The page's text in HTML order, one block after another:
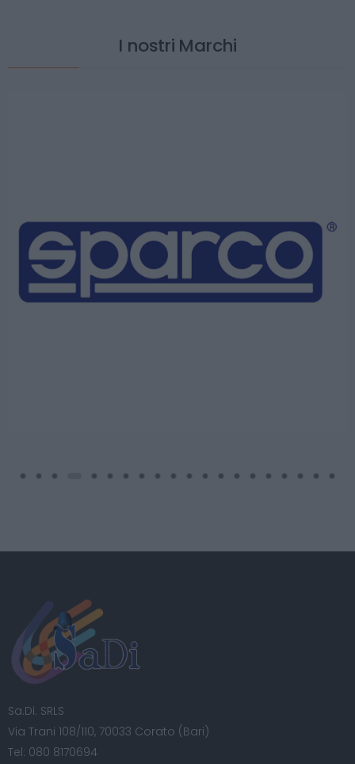
I nostri Marchi
Sa.Di. SRLS
Via Trani 108/110, 70033 Corato (Bari)
Tel: 080 8170694